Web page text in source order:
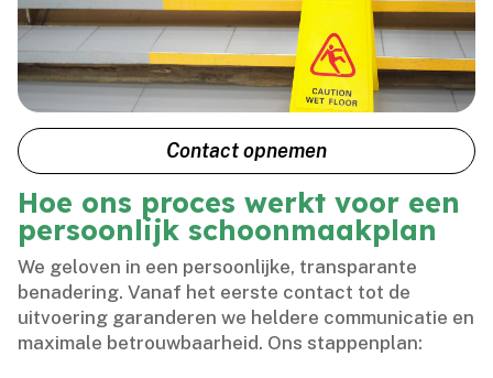
Contact opnemen
Hoe ons proces werkt voor een
persoonlijk schoonmaakplan
We geloven in een persoonlijke, transparante
benadering.​ Vanaf het eerste contact tot de
uitvoering garanderen we heldere communicatie en
maximale betrouwbaarheid.​ Ons stappenplan: